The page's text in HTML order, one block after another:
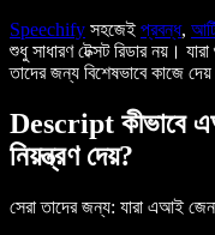
Speechify সহজেই প্রবন্ধ,
শুধু সাধারণ টেক্সট রিডার নয়।
তাদের জন্য বিশেষভাবে কাজে
Descript কীভাবে
নিয়ন্ত্রণ দেয়?
সেরা তাদের জন্য: যারা এআই